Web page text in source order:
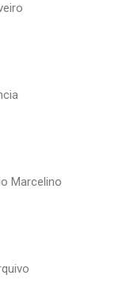
Marcelino